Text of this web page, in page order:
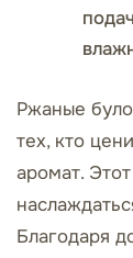
Ржаные
тех, кто
аромат.
Благодаря